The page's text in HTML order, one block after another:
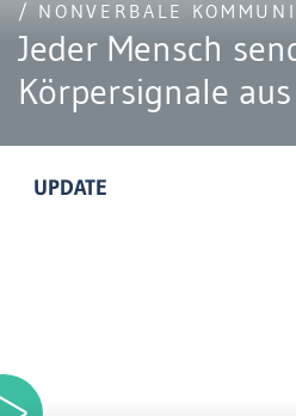
/ NONVERBALE
Jeder Mensch
Körpersignale aus
UPDATE